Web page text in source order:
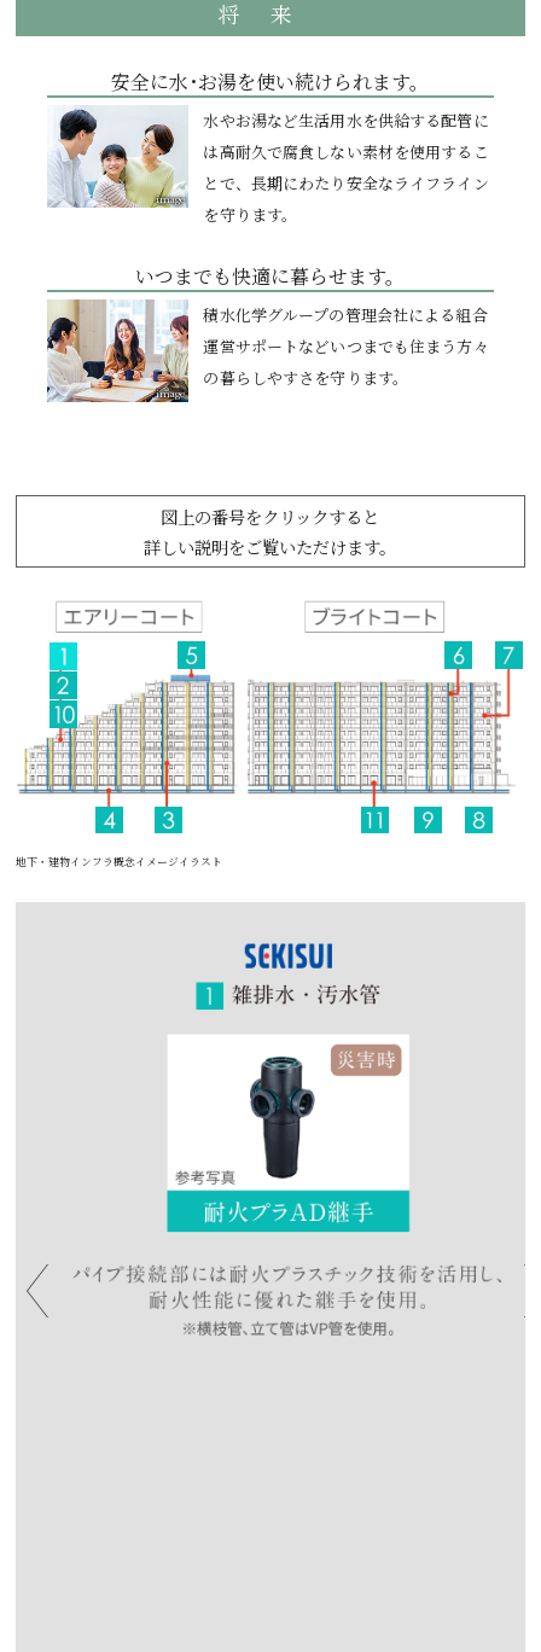
将来
安全に水･お湯を使い続けられます。
水やお湯など生活用水を供給する配管に
は高耐久で腐食しない素材を使用するこ
とで、長期にわたり安全なライフライン
を守ります。
image
いつまでも快適に暮らせます。
積水化学グループの管理会社による組合
運営サポートなどいつまでも住まう方々
の暮らしやすさを守ります。
image
図上の番号をクリックすると
詳しい説明をご覧いただけます。
地下・建物インフラ概念イメージイラスト